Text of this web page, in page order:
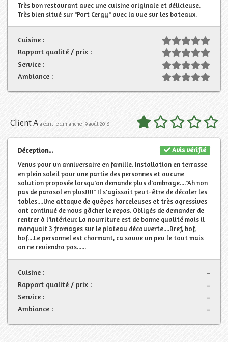
Très bon restaurant avec une cuisine originale et délicieuse.
Très bien situé sur "Port Cergy" avec la vue sur les bateaux.
Cuisine :
Rapport qualité / prix :
Service :
Ambiance :
Client A a écrit le dimanche 19 août 2018
Avis vérifié
Déception...
Venus pour un anniversaire en famille. Installation en terrasse
en plein soleil pour une partie des personnes et aucune
solution proposée lorsqu'on demande plus d'ombrage...."Ah non
pas de parasol en plus!!!!" Il s'agissait peut-être de décaler les
tables....Une attaque de guêpes harceleuses et très agressives
ont continué de nous gâcher le repas. Obligés de demander de
rentrer à l'intérieur. La nourriture est de bonne qualité mais il
manquait 3 fromages sur le plateau découverte....Bref, bof,
bof....Le personnel est charmant, ca sauve un peu le tout mais
on ne reviendra pas......
-
Cuisine :
-
Rapport qualité / prix :
-
Service :
-
Ambiance :